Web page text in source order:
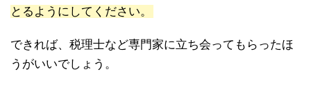
とるようにしてください。
できれば、税理士など専門家に立ち会ってもらったほ
うがいいでしょう。